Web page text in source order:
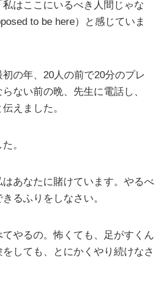
はここにいるべき人間じゃな
to be here）と感じていま
の年、20人の前で20分のプレ
ない前の晩、先生に電話し、
えました。
。
はあなたに賭けています。やるべ
るふりをしなさい。
やるの。怖くても、足がすくん
しても、とにかくやり続けなさ